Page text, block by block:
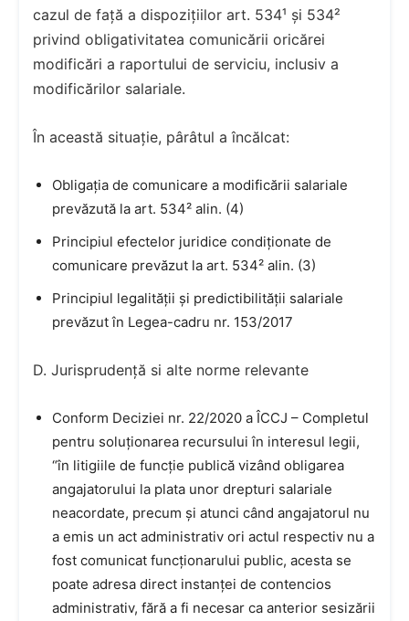
cazul de față a dispozițiilor art. 534¹ și 534²
privind obligativitatea comunicării oricărei
modificări a raportului de serviciu, inclusiv a
modificărilor salariale.
În această situație, pârâtul a încălcat:
Obligația de comunicare a modificării salariale
prevăzută la art. 534² alin. (4)
Principiul efectelor juridice condiționate de
comunicare prevăzut la art. 534² alin. (3)
Principiul legalității și predictibilității salariale
prevăzut în Legea-cadru nr. 153/2017
D. Jurisprudență si alte norme relevante
Conform Deciziei nr. 22/2020 a ÎCCJ – Completul
pentru soluționarea recursului în interesul legii,
“în litigiile de funcție publică vizând obligarea
angajatorului la plata unor drepturi salariale
neacordate, precum și atunci când angajatorul nu
a emis un act administrativ ori actul respectiv nu a
fost comunicat funcționarului public, acesta se
poate adresa direct instanței de contencios
administrativ, fără a fi necesar ca anterior sesizării